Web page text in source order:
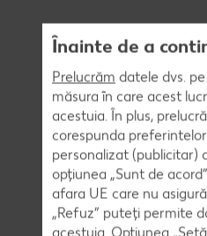
Înainte de a
Prelucrăm datele dvs.
măsura în care acest
acestuia. În plus,
corespunda
personalizat (publicitar)
opțiunea „Sunt de
afara UE care nu
„Refuz” puteți permite
acestuia. Opțiunea